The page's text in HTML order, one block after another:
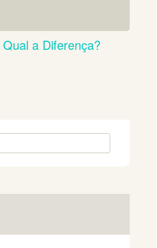
Qual a Diferença?